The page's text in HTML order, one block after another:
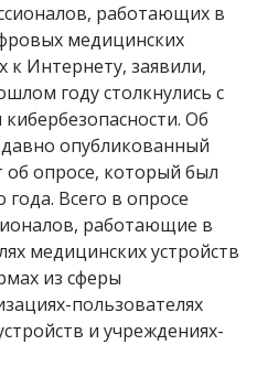
работающих в
медицинских
Интернету, заявили,
году столкнулись с
Об
опубликованный
опросе, который был
Всего в опросе
работающие в
медицинских устройств
из сферы
пользователях
и учреждениях-